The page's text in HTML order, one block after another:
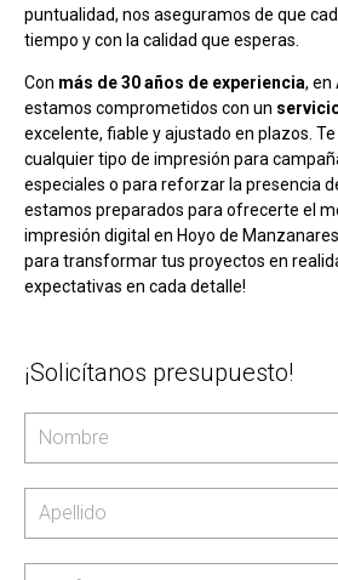
puntualidad, nos aseguramos de que
tiempo y con la calidad que esperas.
Con más de 30 años de experiencia, en
estamos comprometidos con un
excelente, fiable y ajustado en plazos.
cualquier tipo de impresión para
especiales o para reforzar la presencia
estamos preparados para ofrecerte el
impresión digital en Hoyo de
para transformar tus proyectos en
expectativas en cada detalle!
¡Solicítanos presupuesto!